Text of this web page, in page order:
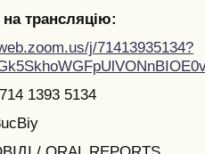
трансляцію:
j/71413935134?
1393 5134